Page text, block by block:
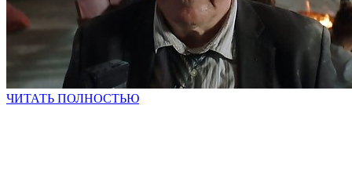
ЧИТАТЬ ПОЛНОСТЬЮ